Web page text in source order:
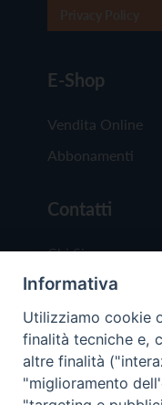
E-Shop
Vendita Online
Abbonamenti
Contatti
Chi Siamo
Redazione
Scrivici
Informativa
Utilizziamo cookie
finalità tecniche e,
altre finalità
"miglioramento